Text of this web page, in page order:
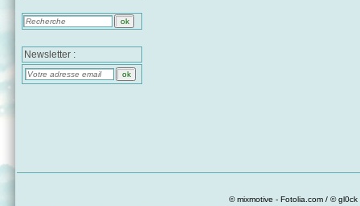
Newsletter :
© mixmotive - Fotolia.com / ©